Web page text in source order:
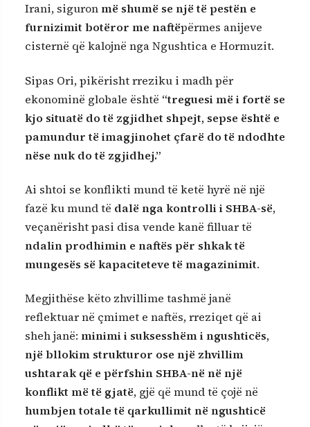
Irani, siguronmë shumë se një të pestën e
furnizimit botëror me naftëpërmes anijeve
cisternë që kalojnë nga Ngushtica e Hormuzit.
Sipas Ori, pikërisht rreziku i madh për
ekonominë globale është “treguesi më i fortë se
kjo situatë do të zgjidhet shpejt, sepse është e
pamundur të imagjinohet çfarë do të ndodhte
nëse nuk do të zgjidhej.”
Ai shtoi se konflikti mund të ketë hyrë në një
fazë ku mund të dalë nga kontrolli i SHBA-së,
veçanërisht pasi disa vende kanë filluar të
ndalin prodhimin e naftës për shkak të
mungesës së kapaciteteve të magazinimit.
Megjithëse këto zhvillime tashmë janë
reflektuar në çmimet e naftës, rreziqet që ai
sheh janë: minimi i suksesshëm i ngushticës,
një bllokim strukturor ose një zhvillim
ushtarak që e përfshin SHBA-në në një
konflikt më të gjatë, gjë që mund të çojë në
humbjen totale të qarkullimit në ngushticë